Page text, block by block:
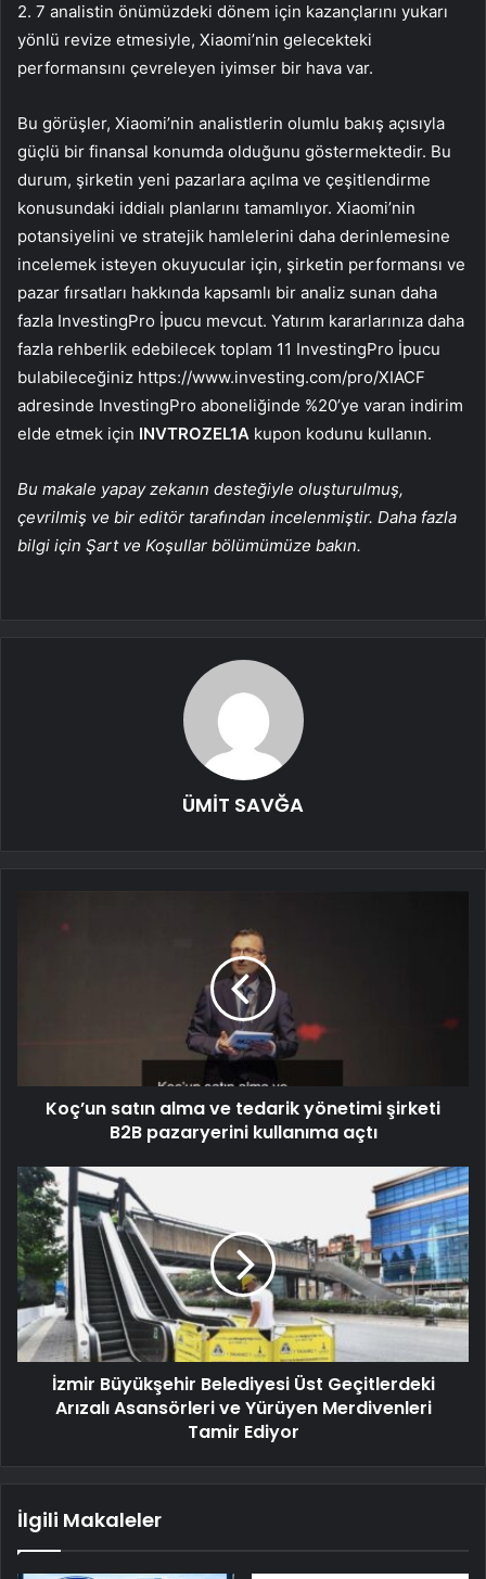
2. 7 analistin önümüzdeki dönem için kazançlarını yukarı
yönlü revize etmesiyle, Xiaomi’nin gelecekteki
performansını çevreleyen iyimser bir hava var.
Bu görüşler, Xiaomi’nin analistlerin olumlu bakış açısıyla
güçlü bir finansal konumda olduğunu göstermektedir. Bu
durum, şirketin yeni pazarlara açılma ve çeşitlendirme
konusundaki iddialı planlarını tamamlıyor. Xiaomi’nin
potansiyelini ve stratejik hamlelerini daha derinlemesine
incelemek isteyen okuyucular için, şirketin performansı ve
pazar fırsatları hakkında kapsamlı bir analiz sunan daha
fazla InvestingPro İpucu mevcut. Yatırım kararlarınıza daha
fazla rehberlik edebilecek toplam 11 InvestingPro İpucu
bulabileceğiniz https://www.investing.com/pro/XIACF
adresinde InvestingPro aboneliğinde %20’ye varan indirim
elde etmek için INVTROZEL1A kupon kodunu kullanın.
Bu makale yapay zekanın desteğiyle oluşturulmuş,
çevrilmiş ve bir editör tarafından incelenmiştir. Daha fazla
bilgi için Şart ve Koşullar bölümümüze bakın.
ÜMİT SAVĞA
Koç’un satın alma ve tedarik yönetimi şirketi
B2B pazaryerini kullanıma açtı
İzmir Büyükşehir Belediyesi Üst Geçitlerdeki
Arızalı Asansörleri ve Yürüyen Merdivenleri
Tamir Ediyor
İlgili Makaleler